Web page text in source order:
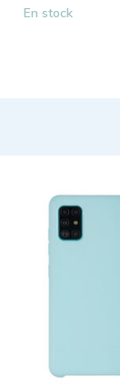
En stock